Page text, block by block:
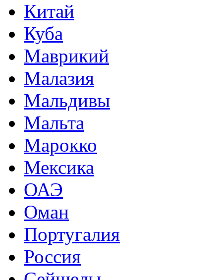
Китай
Куба
Маврикий
Малазия
Мальдивы
Мальта
Марокко
Мексика
ОАЭ
Оман
Португалия
Россия